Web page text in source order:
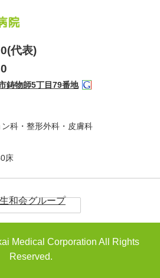
代表)
鋳物師5丁目79番地
科・整形外科・皮膚科
床
Medical Corporation All Rights
Reserved.